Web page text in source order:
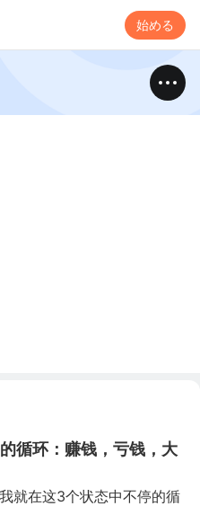
始める
循环：赚钱，亏钱，大
就在这3个状态中不停的循